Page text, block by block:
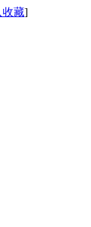
收藏]